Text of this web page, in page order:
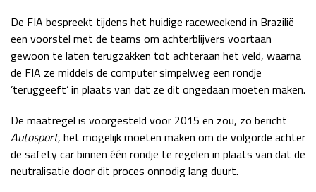
GP QATAR 2026 27 - 29 nov
Kwalificatie
Race
zo 17:00 - 19:00
De FIA bespreekt tijdens het huidige raceweekend in Brazilië
een voorstel met de teams om achterblijvers voortaan
gewoon te laten terugzakken tot achteraan het veld, waarna
de FIA ze middels de computer simpelweg een rondje
’teruggeeft’ in plaats van dat ze dit ongedaan moeten maken.
De maatregel is voorgesteld voor 2015 en zou, zo bericht
Autosport, het mogelijk moeten maken om de volgorde achter
de safety car binnen één rondje te regelen in plaats van dat de
neutralisatie door dit proces onnodig lang duurt.